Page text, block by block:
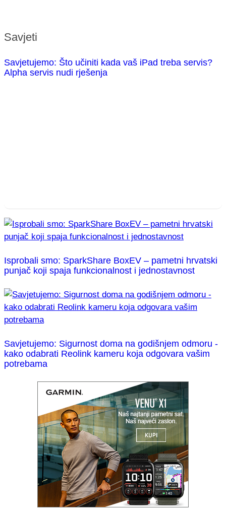
Savjeti
Savjetujemo: Što učiniti kada vaš iPad treba servis?
Alpha servis nudi rješenja
Isprobali smo: SparkShare BoxEV – pametni hrvatski
punjač koji spaja funkcionalnost i jednostavnost
Savjetujemo: Sigurnost doma na godišnjem odmoru -
kako odabrati Reolink kameru koja odgovara vašim
potrebama